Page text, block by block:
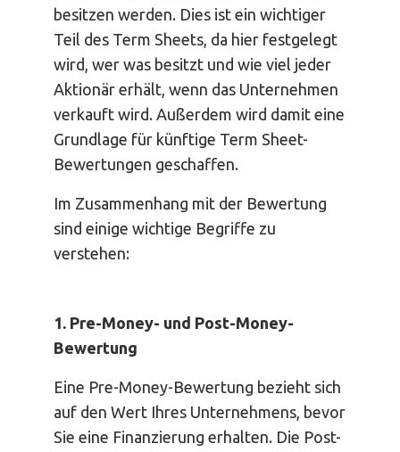
besitzen werden. Dies ist ein wichtiger
Teil des Term Sheets, da hier festgelegt
wird, wer was besitzt und wie viel jeder
Aktionär erhält, wenn das Unternehmen
verkauft wird. Außerdem wird damit eine
Grundlage für künftige Term Sheet-
Bewertungen geschaffen.
Im Zusammenhang mit der Bewertung
sind einige wichtige Begriffe zu
verstehen:
1. Pre-Money- und Post-Money-
Bewertung
Eine Pre-Money-Bewertung bezieht sich
auf den Wert Ihres Unternehmens, bevor
Sie eine Finanzierung erhalten. Die Post-